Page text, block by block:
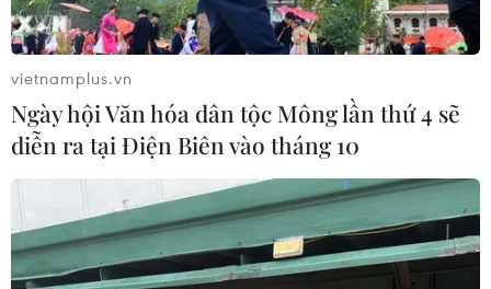
vietnamplus.vn
Ngày hội Văn hóa dân tộc Mông lần thứ 4 sẽ
diễn ra tại Điện Biên vào tháng 10